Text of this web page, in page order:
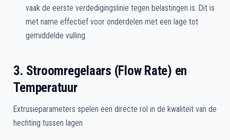
vaak de eerste verdedigingslinie tegen belastingen is. Dit is
met name effectief voor onderdelen met een lage tot
gemiddelde vulling.
3. Stroomregelaars (Flow Rate) en
Temperatuur
Extrusieparameters spelen een directe rol in de kwaliteit van de
hechting tussen lagen.